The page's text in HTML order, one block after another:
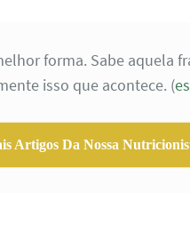
forma. Sabe aquela
isso que acontece. (
Artigos Da Nossa